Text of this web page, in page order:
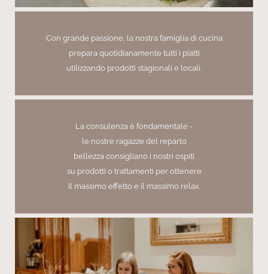
Con grande passione, la nostra famiglia di cucina
prepara quotidianamente tutti i piatti
utilizzando prodotti stagionali e locali.
La consulenza è fondamentale -
le nostre ragazze del reparto
bellezza consigliano i nostri ospiti
su prodotti o trattamenti per ottenere
il massimo effetto e il massimo relax.